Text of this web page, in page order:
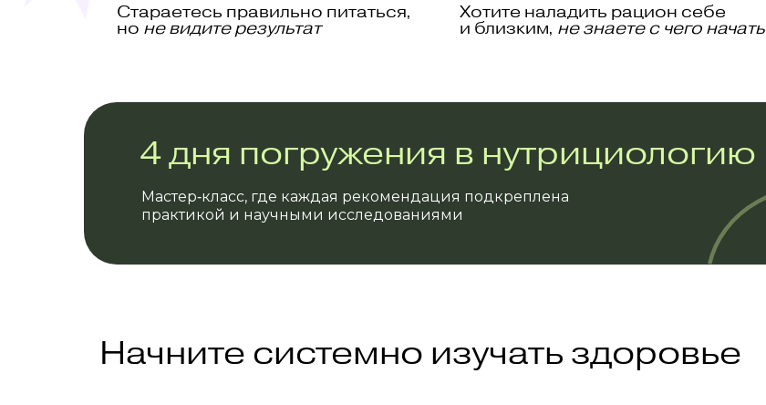
Стараетесь правильно питаться,
но не видите результат
Хотите наладить рацион себе
и близким, не знаете с чего начать
4 дня погружения в нутрициологию
Мастер‑класс, где каждая рекомендация подкреплена
практикой и научными исследованиями
Начните системно изучать здоровье